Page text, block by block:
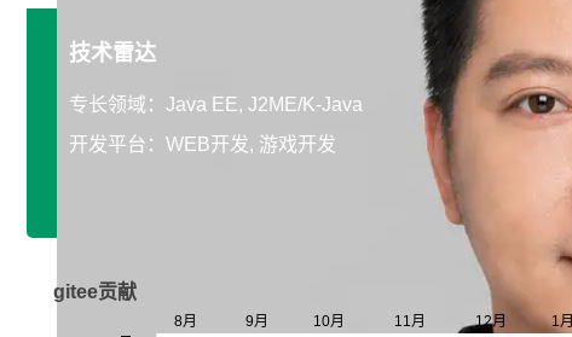
技术雷达
专长领域：Java EE, J2ME/K-Java
开发平台：WEB开发, 游戏开发
gitee贡献